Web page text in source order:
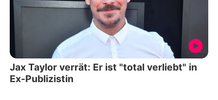
Jax Taylor verrät: Er ist "total verliebt" in
Ex-Publizistin